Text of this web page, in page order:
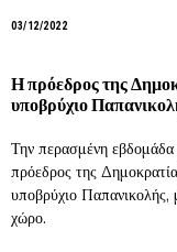
03/12/2022
Η πρόεδρος της
υποβρύχιο
Την περασμένη
πρόεδρος της
υποβρύχιο Παπανικολής,
χώρο.